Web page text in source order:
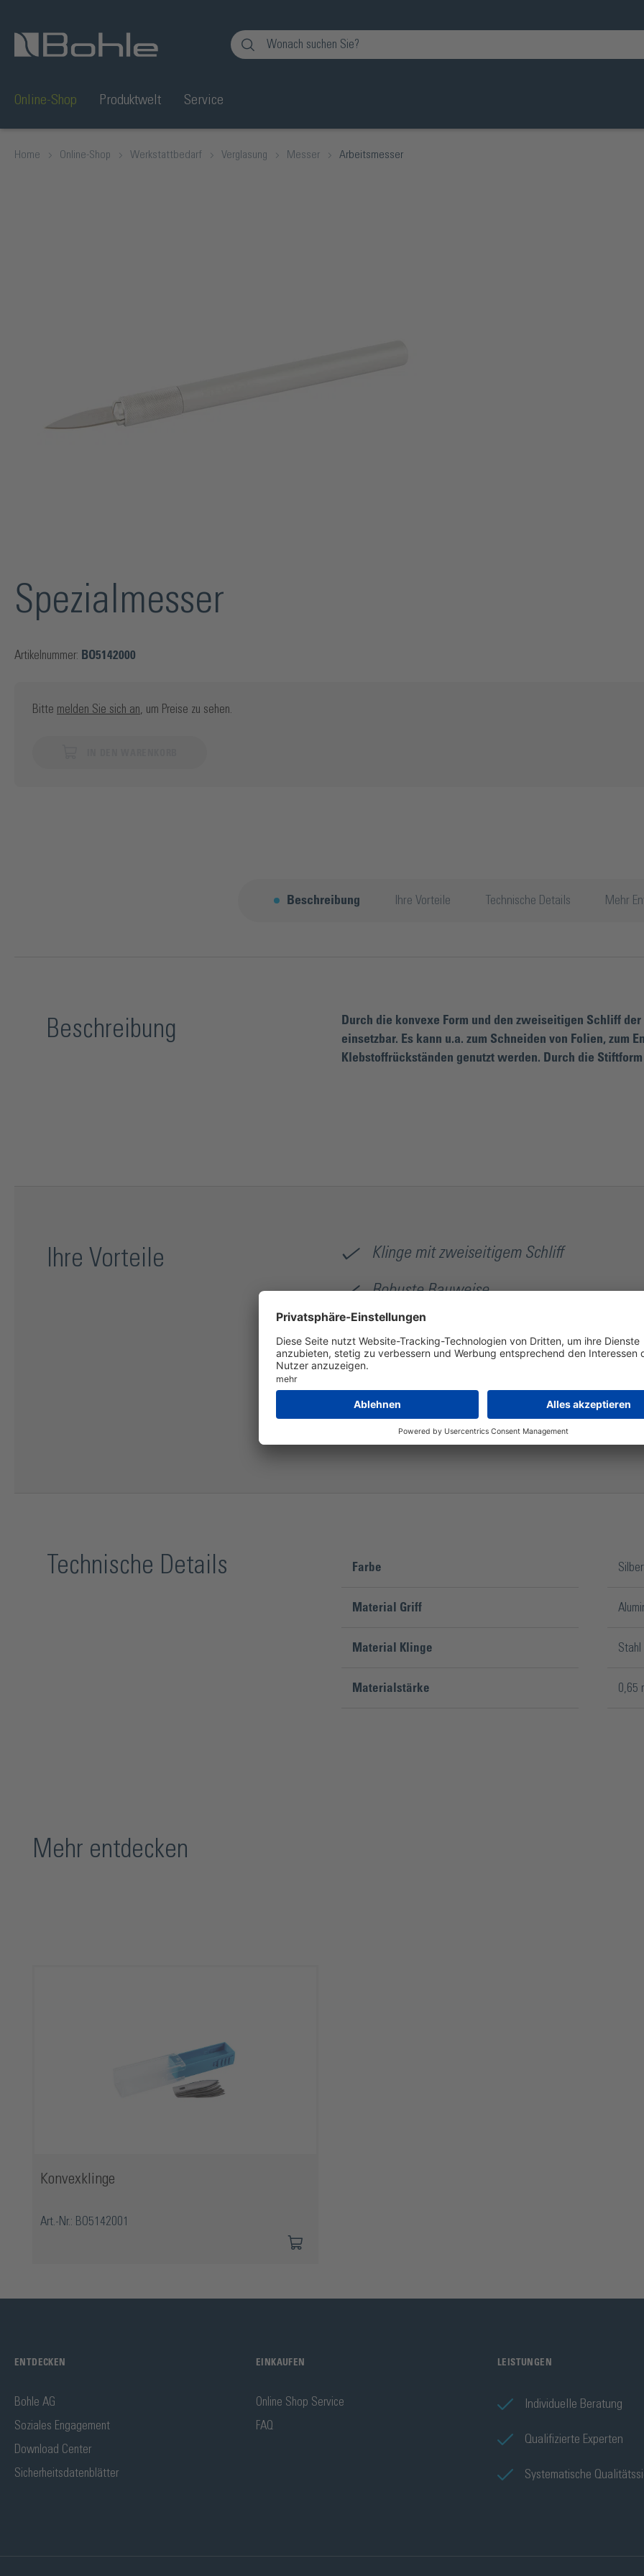
Online-Shop Produktwelt Service
Home Online-Shop Werkstattbedarf Verglasung Messer Arbeitsmesser
Spezialmesser
Artikelnummer: BO5142000
Bitte melden Sie sich an , um Preise zu sehen.
Beschreibung Ihre Vorteile Technische Details Mehr
Beschreibung
Durch die konvexe Form und den zweiseitigen Schliff
einsetzbar. Es kann u.a. zum Schneiden von Folien, zum
Klebstoffrückständen genutzt werden. Durch die
Ihre Vorteile Klinge mit zweiseitigem Schliff
Robuste Bauweise
Einfacher Klingenwechsel
Freier Blick auf den Schnittpunkt
Technische Details Farbe
Material Griff
Material Klinge Stahl
Materialstärke 0,65
Mehr entdecken
Konvexklinge
Art.-Nr.: BO5142001
ENTDECKEN
Bohle AG
Soziales Engagement
Download Center
Sicherheitsdatenblätter
EINKAUFEN
Online Shop Service
FAQ
LEISTUNGEN
Individuelle Beratung
Qualifizierte Experten
Systematische